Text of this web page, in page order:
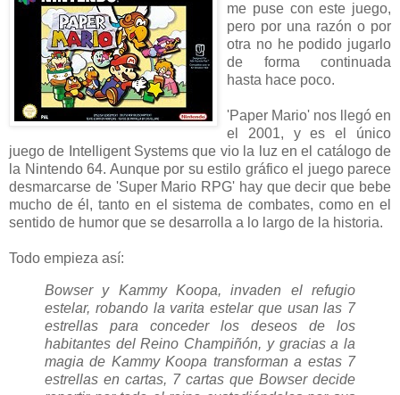
me puse con este juego,
pero por una razón o por
otra no he podido jugarlo
de forma continuada
hasta hace poco.
'Paper Mario' nos llegó en
el 2001, y es el único
juego de Intelligent Systems que vio la luz en el catálogo de
la Nintendo 64. Aunque por su estilo gráfico el juego parece
desmarcarse de 'Super Mario RPG' hay que decir que bebe
mucho de él, tanto en el sistema de combates, como en el
sentido de humor que se desarrolla a lo largo de la historia.
Todo empieza así:
Bowser y Kammy Koopa, invaden el refugio
estelar, robando la varita estelar que usan las 7
estrellas para conceder los deseos de los
habitantes del Reino Champiñón, y gracias a la
magia de Kammy Koopa transforman a estas 7
estrellas en cartas, 7 cartas que Bowser decide